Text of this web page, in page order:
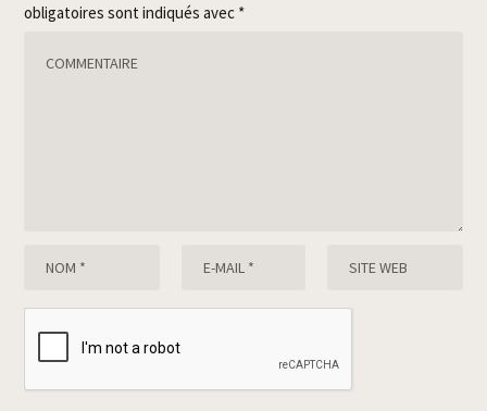
obligatoires sont indiqués avec *